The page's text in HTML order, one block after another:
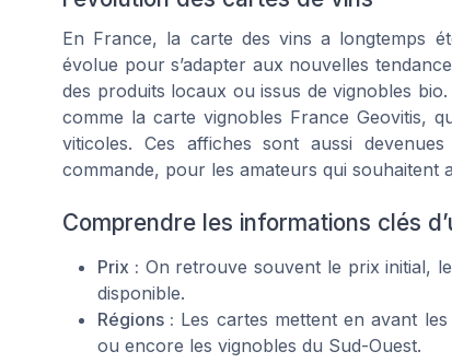
En France, la carte des vins a longtemps
évolue pour s’adapter aux nouvelles
des produits locaux ou issus de vignobles
comme la carte vignobles France Geovitis,
viticoles. Ces affiches sont aussi
commande, pour les amateurs qui souhaitent
Comprendre les informations clés
Prix : On retrouve souvent le prix initial,
disponible.
Régions : Les cartes mettent en avant
ou encore les vignobles du Sud-Ouest.